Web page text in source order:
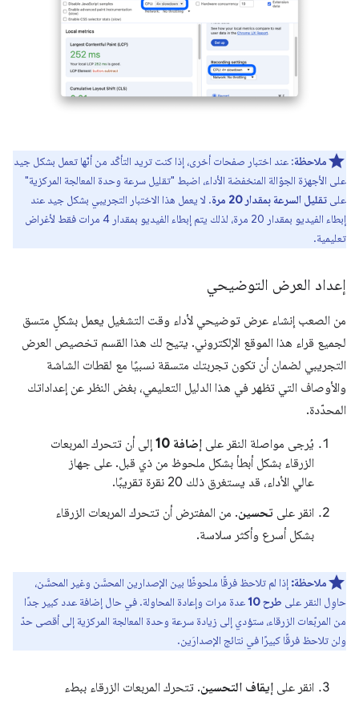
ملاحظة: عند اختبار صفحات أخرى، إذا كنت تريد التأكّد من أنّها تعمل بشكل جيد
على الأجهزة الجوّالة المنخفضة الأداء، اضبط "تقليل سرعة وحدة المعالجة المركزية"
على تقليل السرعة بمقدار 20 مرة
. لا يعمل هذا الاختبار التجريبي بشكل جيد عند
إبطاء الفيديو بمقدار 20 مرة، لذلك يتم إبطاء الفيديو بمقدار 4 مرات فقط لأغراض
تعليمية.
إعداد العرض التوضيحي
من الصعب إنشاء عرض توضيحي لأداء وقت التشغيل يعمل بشكلٍ متسق
لجميع قراء هذا الموقع الإلكتروني. يتيح لك هذا القسم تخصيص العرض
التجريبي لضمان أن تكون تجربتك متسقة نسبيًا مع لقطات الشاشة
والأوصاف التي تظهر في هذا الدليل التعليمي، بغض النظر عن إعداداتك
المحدّدة.
يُرجى مواصلة النقر على إضافة 10
إلى أن تتحرك المربعات
الزرقاء بشكل أبطأ بشكل ملحوظ من ذي قبل. على جهاز
عالي الأداء، قد يستغرق ذلك 20 نقرة تقريبًا.
انقر على تحسين. من المفترض أن تتحرك المربعات الزرقاء
بشكل أسرع وأكثر سلاسة.
ملاحظة: إذا لم تلاحظ فرقًا ملحوظًا بين الإصدارين المحسَّن وغير المحسَّن،
حاوِل النقر على طرح 10
عدة مرات وإعادة المحاولة. في حال إضافة عدد كبير جدًا
من المربّعات الزرقاء، ستؤدي إلى زيادة سرعة وحدة المعالجة المركزية إلى أقصى حدّ
ولن تلاحظ فرقًا كبيرًا في نتائج الإصدارَين.
انقر على إيقاف التحسين. تتحرك المربعات الزرقاء ببطء